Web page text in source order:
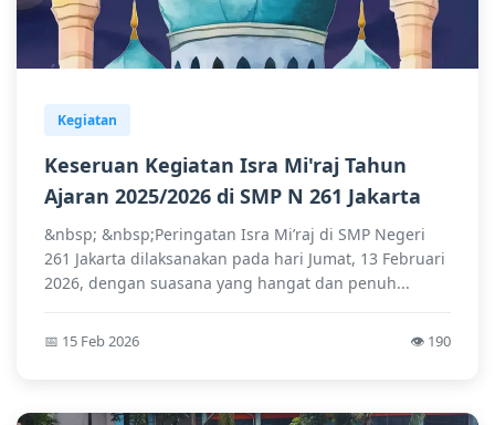
Kegiatan
Keseruan Kegiatan Isra Mi'raj Tahun
Ajaran 2025/2026 di SMP N 261 Jakarta
&nbsp; &nbsp;Peringatan Isra Mi’raj di SMP Negeri
261 Jakarta dilaksanakan pada hari Jumat, 13 Februari
2026, dengan suasana yang hangat dan penuh...
📅 15 Feb 2026 👁️ 190